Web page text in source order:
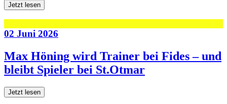
Jetzt lesen
02 Juni 2026
Max Höning wird Trainer bei Fides – und
bleibt Spieler bei St.Otmar
Jetzt lesen